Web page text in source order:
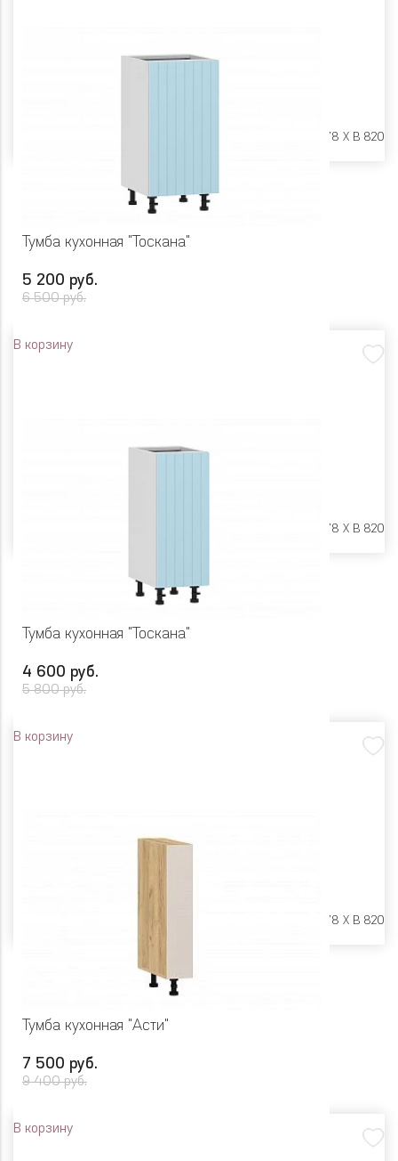
Ш 450 X Г 478 X В 820
Тумба кухонная "Тоскана"
5 200 руб.
6 500 руб.
В корзину
Ш 400 X Г 478 X В 820
Тумба кухонная "Тоскана"
4 600 руб.
5 800 руб.
В корзину
Ш 300 X Г 478 X В 820
Тумба кухонная "Асти"
7 500 руб.
9 400 руб.
В корзину